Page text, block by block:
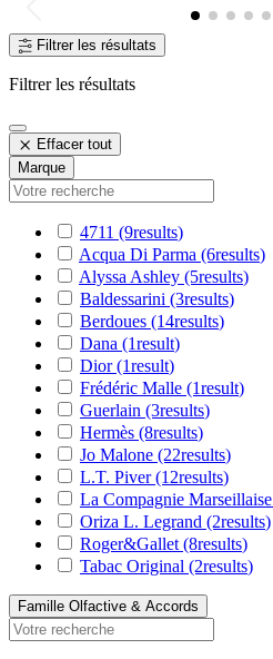
Filtrer les résultats
Filtrer les résultats
Effacer tout
Marque
4711 (9results)
Acqua Di Parma (6results)
Alyssa Ashley (5results)
Baldessarini (3results)
Berdoues (14results)
Dana (1result)
Dior(1result)
Frédéric Malle (1result)
Guerlain (3results)
Hermès (8results)
Jo Malone (22results)
L.T. Piver(12results)
La Compagnie Marseillaise
Oriza L. Legrand (2results)
Roger&Gallet (8results)
Tabac Original (2results)
Famille Olfactive & Accords